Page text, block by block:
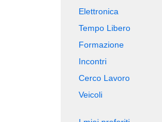
Elettronica
Tempo Libero
Formazione
Incontri
Cerco Lavoro
Veicoli